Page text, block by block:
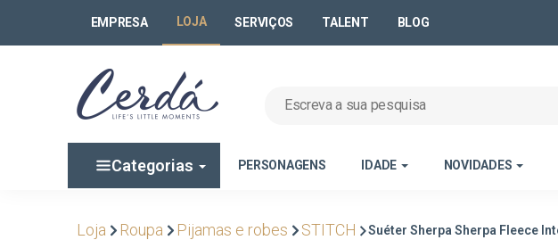
EMPRESA LOJA SERVIÇOS TALENT BLOG
Categorias PERSONAGENS IDADE NOVIDADES
Loja Roupa Pijamas e robes STITCH Suéter Sherpa Sherpa Fleece